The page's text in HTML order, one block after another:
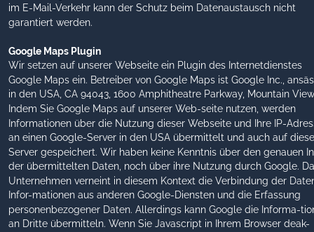
im E-Mail-Verkehr kann der Schutz beim Datenaustausch nicht
garantiert werden.
Google Maps Plugin
Wir setzen auf unserer Webseite ein Plugin des Internetdienstes
Google Maps ein. Betreiber von Google Maps ist Google Inc.,
in den USA, CA 94043, 1600 Amphitheatre Parkway, Mountain
Indem Sie Google Maps auf unserer Web-seite nutzen, werden
Informationen über die Nutzung dieser Webseite und Ihre IP-
an einen Google-Server in den USA übermittelt und auch auf
Server gespeichert. Wir haben keine Kenntnis über den genauen
der übermittelten Daten, noch über ihre Nutzung durch Google.
Unternehmen verneint in diesem Kontext die Verbindung der
Infor-mationen aus anderen Google-Diensten und die Erfassung
personenbezogener Daten. Allerdings kann Google die Informa-
an Dritte übermitteln. Wenn Sie Javascript in Ihrem Browser deak-